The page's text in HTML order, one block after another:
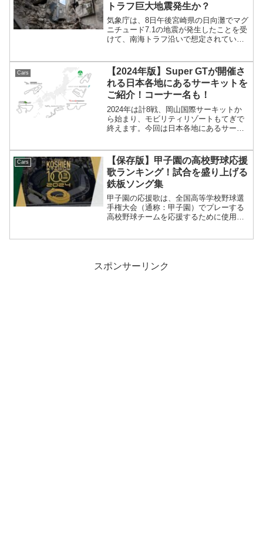
トラフ巨大地震発生か？
気象庁は、8日午後宮崎県の日向灘でマグ
ニチュード7.1の地震が発生したことを受
けて、南海トラフ沿いで想定されている
した。yahooニュースより引用現在、宮
崎県の地震にお...
Cars
【2024年版】Super GTが開催さ
れる日本各地にあるサーキットを
ご紹介！コーナー名も！
2024年は計8戦、岡山国際サーキットか
ら始まり、モビリティリゾートもてぎで
終えます。今回は日本各地にあるサーキ
ンド日程開催サーキット開催地第1戦 4月
13...
Cars
【保存版】甲子園の高校野球応援
歌ランキング！試合を盛り上げる
鉄板ソング集
甲子園の応援歌は、全国高等学校野球選
手権大会（通称：甲子園）でプレーする
高校野球チームを応援するために使用さ
スポンサーリンク